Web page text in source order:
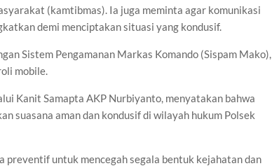
(kamtibmas). Ia juga meminta agar komunikasi
demi menciptakan situasi yang kondusif.
Sistem Pengamanan Markas Komando (Sispam Mako),
mobile.
Kanit Samapta AKP Nurbiyanto, menyatakan bahwa
suasana aman dan kondusif di wilayah hukum Polsek
preventif untuk mencegah segala bentuk kejahatan dan